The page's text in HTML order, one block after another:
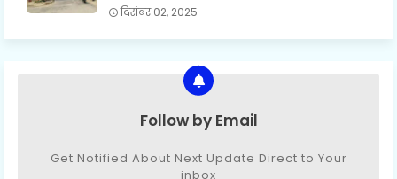
दिसंबर 02, 2025
Follow by Email
Get Notified About Next Update Direct to Your
inbox